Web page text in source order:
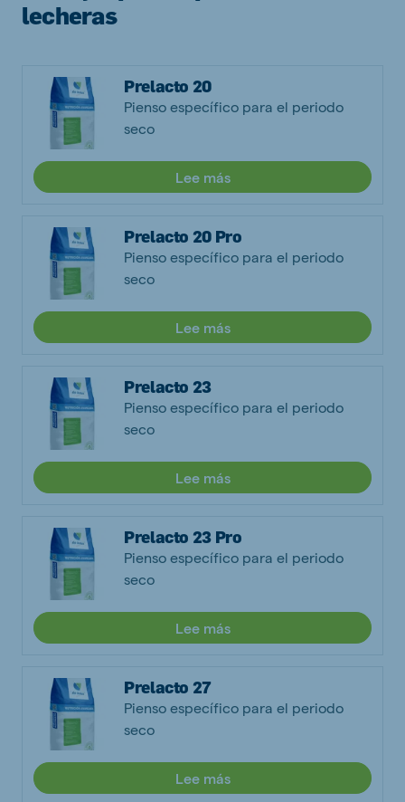
lecheras
Prelacto 20
Pienso específico para el periodo
seco
Lee más
Prelacto 20 Pro
Pienso específico para el periodo
seco
Lee más
Prelacto 23
Pienso específico para el periodo
seco
Lee más
Prelacto 23 Pro
Pienso específico para el periodo
seco
Lee más
Prelacto 27
Pienso específico para el periodo
seco
Lee más